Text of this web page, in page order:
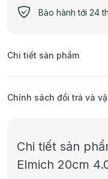
Bảo hành tới 24
Chi tiết sản phẩm
Chính sách đổi trả và
Chi tiết sản
Elmich 20cm